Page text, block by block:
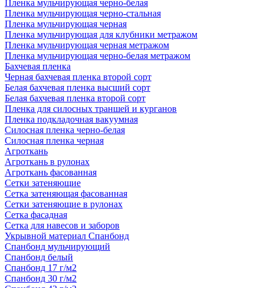
Пленка мульчирующая черно-белая
Пленка мульчирующая черно-стальная
Пленка мульчирующая черная
Пленка мульчирующая для клубники метражом
Пленка мульчирующая черная метражом
Пленка мульчирующая черно-белая метражом
Бахчевая пленка
Черная бахчевая пленка второй сорт
Белая бахчевая пленка высший сорт
Белая бахчевая пленка второй сорт
Пленка для силосных траншей и курганов
Пленка подкладочная вакуумная
Силосная пленка черно-белая
Силосная пленка черная
Агроткань
Агроткань в рулонах
Агроткань фасованная
Сетки затеняющие
Сетка затеняющая фасованная
Сетки затеняющие в рулонах
Сетка фасадная
Сетка для навесов и заборов
Укрывной материал Спанбонд
Спанбонд мульчирующий
Спанбонд белый
Спанбонд 17 г/м2
Спанбонд 30 г/м2